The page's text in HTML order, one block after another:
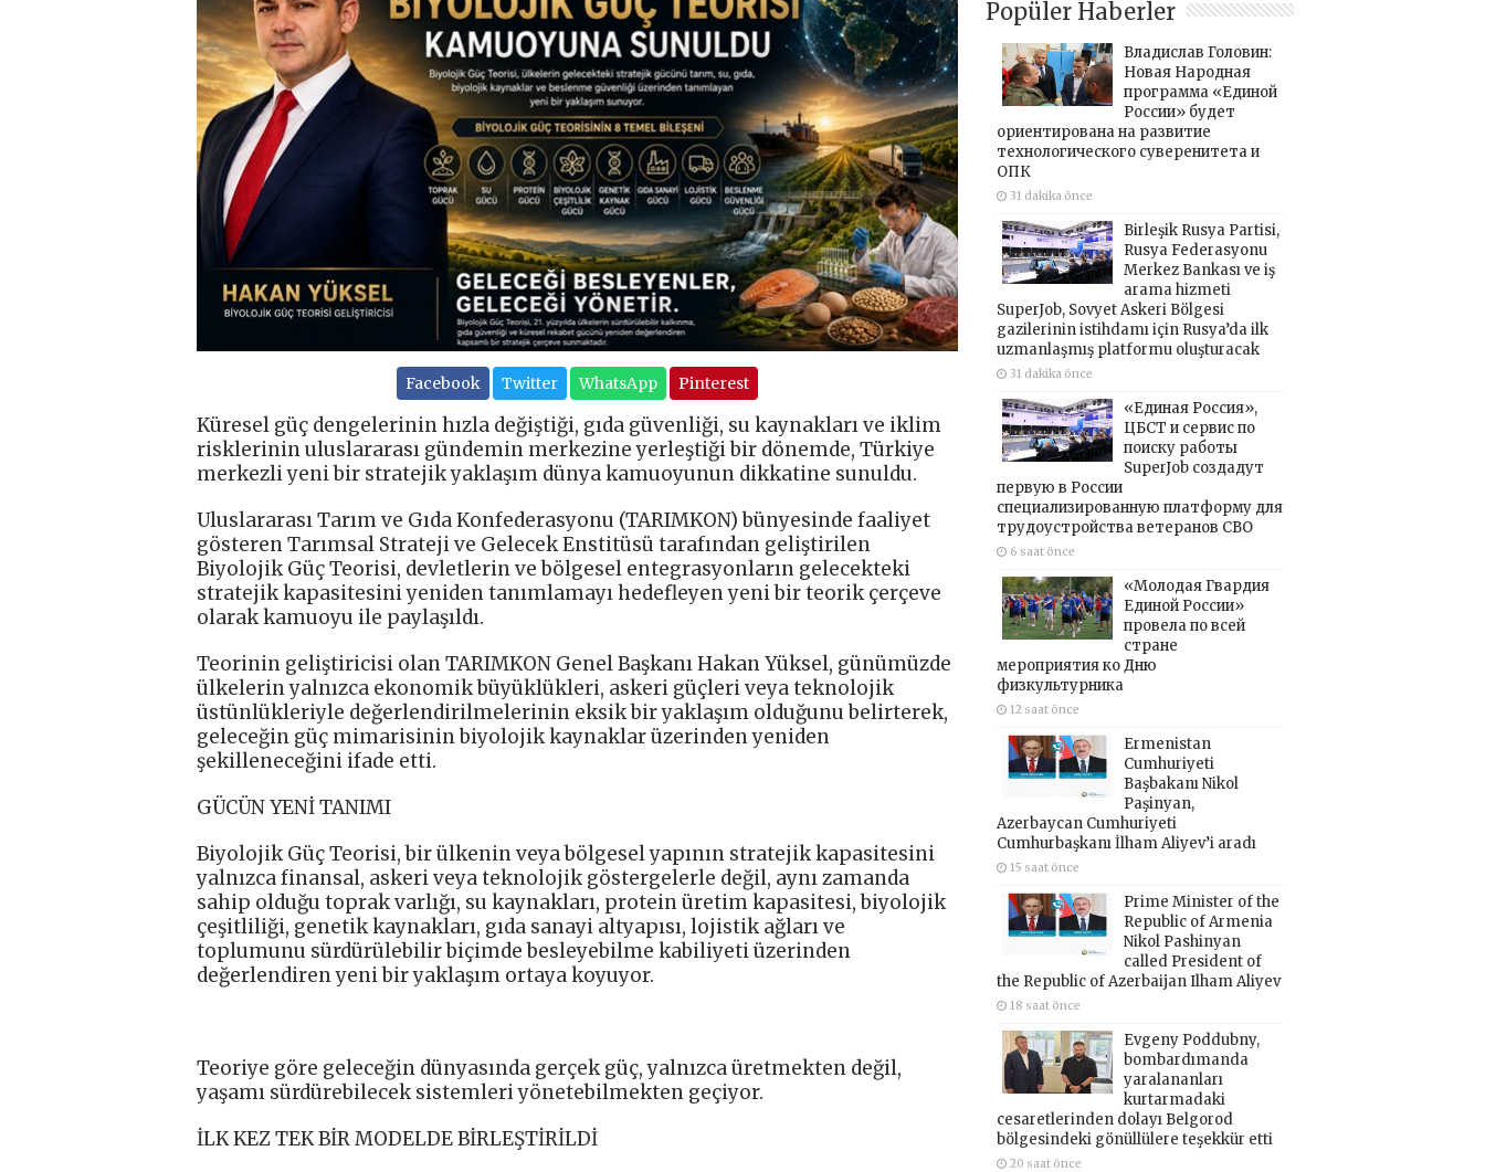
Facebook Twitter WhatsApp Pinterest
Küresel güç dengelerinin hızla değiştiği, gıda güvenliği, su kaynakları ve iklim
risklerinin uluslararası gündemin merkezine yerleştiği bir dönemde, Türkiye
merkezli yeni bir stratejik yaklaşım dünya kamuoyunun dikkatine sunuldu.
Uluslararası Tarım ve Gıda Konfederasyonu (TARIMKON) bünyesinde faaliyet
gösteren Tarımsal Strateji ve Gelecek Enstitüsü tarafından geliştirilen
Biyolojik Güç Teorisi, devletlerin ve bölgesel entegrasyonların gelecekteki
stratejik kapasitesini yeniden tanımlamayı hedefleyen yeni bir teorik çerçeve
olarak kamuoyu ile paylaşıldı.
Teorinin geliştiricisi olan TARIMKON Genel Başkanı Hakan Yüksel, günümüzde
ülkelerin yalnızca ekonomik büyüklükleri, askeri güçleri veya teknolojik
üstünlükleriyle değerlendirilmelerinin eksik bir yaklaşım olduğunu belirterek,
geleceğin güç mimarisinin biyolojik kaynaklar üzerinden yeniden
şekilleneceğini ifade etti.
GÜCÜN YENİ TANIMI
Biyolojik Güç Teorisi, bir ülkenin veya bölgesel yapının stratejik kapasitesini
yalnızca finansal, askeri veya teknolojik göstergelerle değil, aynı zamanda
sahip olduğu toprak varlığı, su kaynakları, protein üretim kapasitesi, biyolojik
çeşitliliği, genetik kaynakları, gıda sanayi altyapısı, lojistik ağları ve
toplumunu sürdürülebilir biçimde besleyebilme kabiliyeti üzerinden
değerlendiren yeni bir yaklaşım ortaya koyuyor.
Teoriye göre geleceğin dünyasında gerçek güç, yalnızca üretmekten değil,
yaşamı sürdürebilecek sistemleri yönetebilmekten geçiyor.
İLK KEZ TEK BİR MODELDE BİRLEŞTİRİLDİ
Popüler Haberler
Владислав Головин:
Новая Народная
программа «Единой
России» будет
ориентирована на развитие
технологического суверенитета и
ОПК
31 dakika önce
Birleşik Rusya Partisi,
Rusya Federasyonu
Merkez Bankası ve iş
arama hizmeti
SuperJob, Sovyet Askeri Bölgesi
gazilerinin istihdamı için Rusya’da ilk
uzmanlaşmış platformu oluşturacak
31 dakika önce
«Единая Россия»,
ЦБСТ и сервис по
поиску работы
SuperJob создадут
первую в России
специализированную платформу для
трудоустройства ветеранов СВО
6 saat önce
«Молодая Гвардия
Единой России»
провела по всей
стране
мероприятия ко Дню
физкультурника
12 saat önce
Ermenistan
Cumhuriyeti
Başbakanı Nikol
Paşinyan,
Azerbaycan Cumhuriyeti
Cumhurbaşkanı İlham Aliyev’i aradı
15 saat önce
Prime Minister of the
Republic of Armenia
Nikol Pashinyan
called President of
the Republic of Azerbaijan Ilham Aliyev
18 saat önce
Evgeny Poddubny,
bombardımanda
yaralananları
kurtarmadaki
cesaretlerinden dolayı Belgorod
bölgesindeki gönüllülere teşekkür etti
20 saat önce